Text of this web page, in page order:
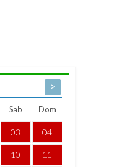
>
Sab Dom
03 04
10 11